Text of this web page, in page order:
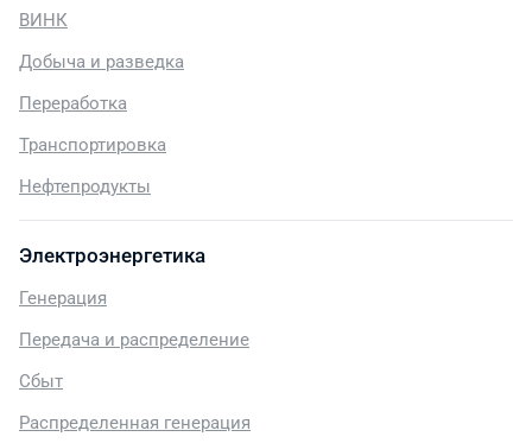
ВИНК
Добыча и разведка
Переработка
Транспортировка
Нефтепродукты
Электроэнергетика
Генерация
Передача и распределение
Сбыт
Распределенная генерация